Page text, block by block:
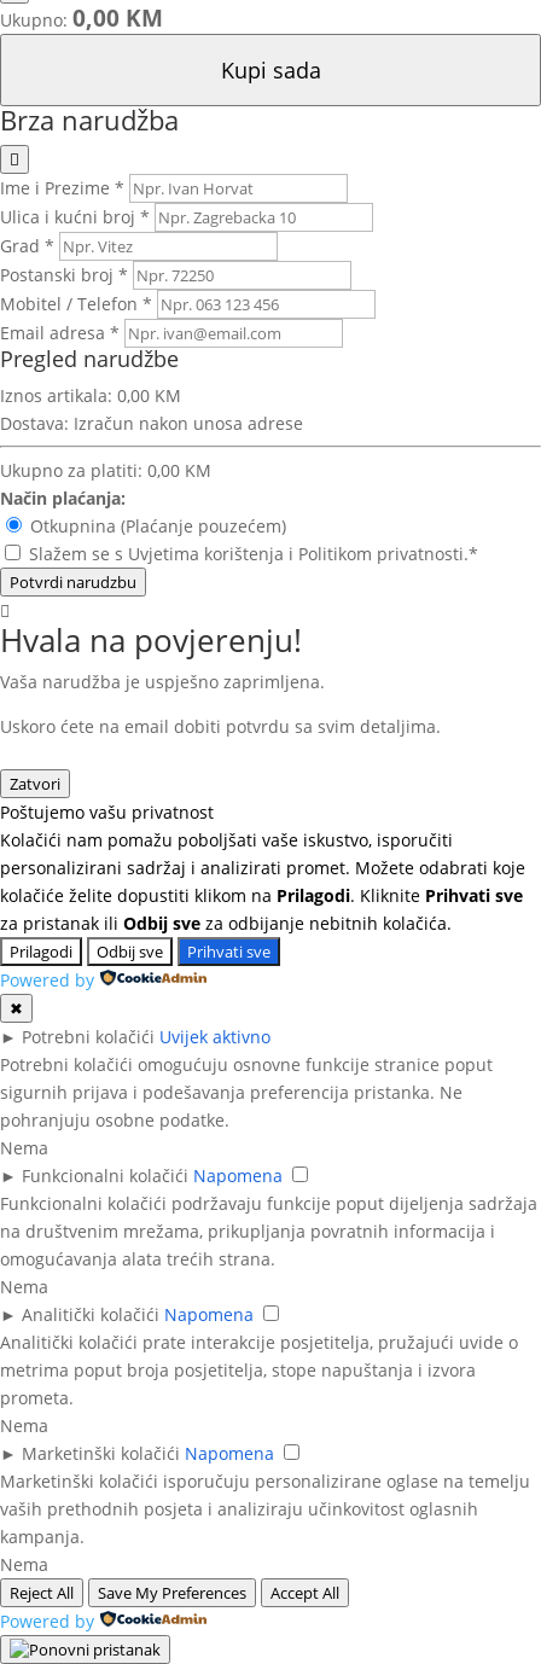
Ukupno: 0,00 KM
Kupi sada
Brza narudžba
Ime i Prezime *
Ulica i kućni broj *
Grad *
Postanski broj *
Mobitel / Telefon *
Email adresa *
Pregled narudžbe
Iznos artikala: 0,00 KM
Dostava: Izračun nakon unosa adrese
Ukupno za platiti: 0,00 KM
Način plaćanja:
Otkupnina (Plaćanje pouzećem)
Slažem se s Uvjetima korištenja i Politikom privatnosti.*
Potvrdi narudzbu
Hvala na povjerenju!
Vaša narudžba je uspješno zaprimljena.
Uskoro ćete na email dobiti potvrdu sa svim detaljima.
Zatvori
Poštujemo vašu privatnost
Kolačići nam pomažu poboljšati vaše iskustvo, isporučiti
personalizirani sadržaj i analizirati promet. Možete odabrati koje
kolačiće želite dopustiti klikom na Prilagodi. Kliknite Prihvati sve
za pristanak ili Odbij sve za odbijanje nebitnih kolačića.
Prilagodi Odbij sve Prihvati sve
Powered by
✖
► Potrebni kolačići Uvijek aktivno
Potrebni kolačići omogućuju osnovne funkcije stranice poput
sigurnih prijava i podešavanja preferencija pristanka. Ne
pohranjuju osobne podatke.
Nema
► Funkcionalni kolačići Napomena
Funkcionalni kolačići podržavaju funkcije poput dijeljenja sadržaja
na društvenim mrežama, prikupljanja povratnih informacija i
omogućavanja alata trećih strana.
Nema
► Analitički kolačići Napomena
Analitički kolačići prate interakcije posjetitelja, pružajući uvide o
metrima poput broja posjetitelja, stope napuštanja i izvora
prometa.
Nema
► Marketinški kolačići Napomena
Marketinški kolačići isporučuju personalizirane oglase na temelju
vaših prethodnih posjeta i analiziraju učinkovitost oglasnih
kampanja.
Nema
Reject All Save My Preferences Accept All
Powered by